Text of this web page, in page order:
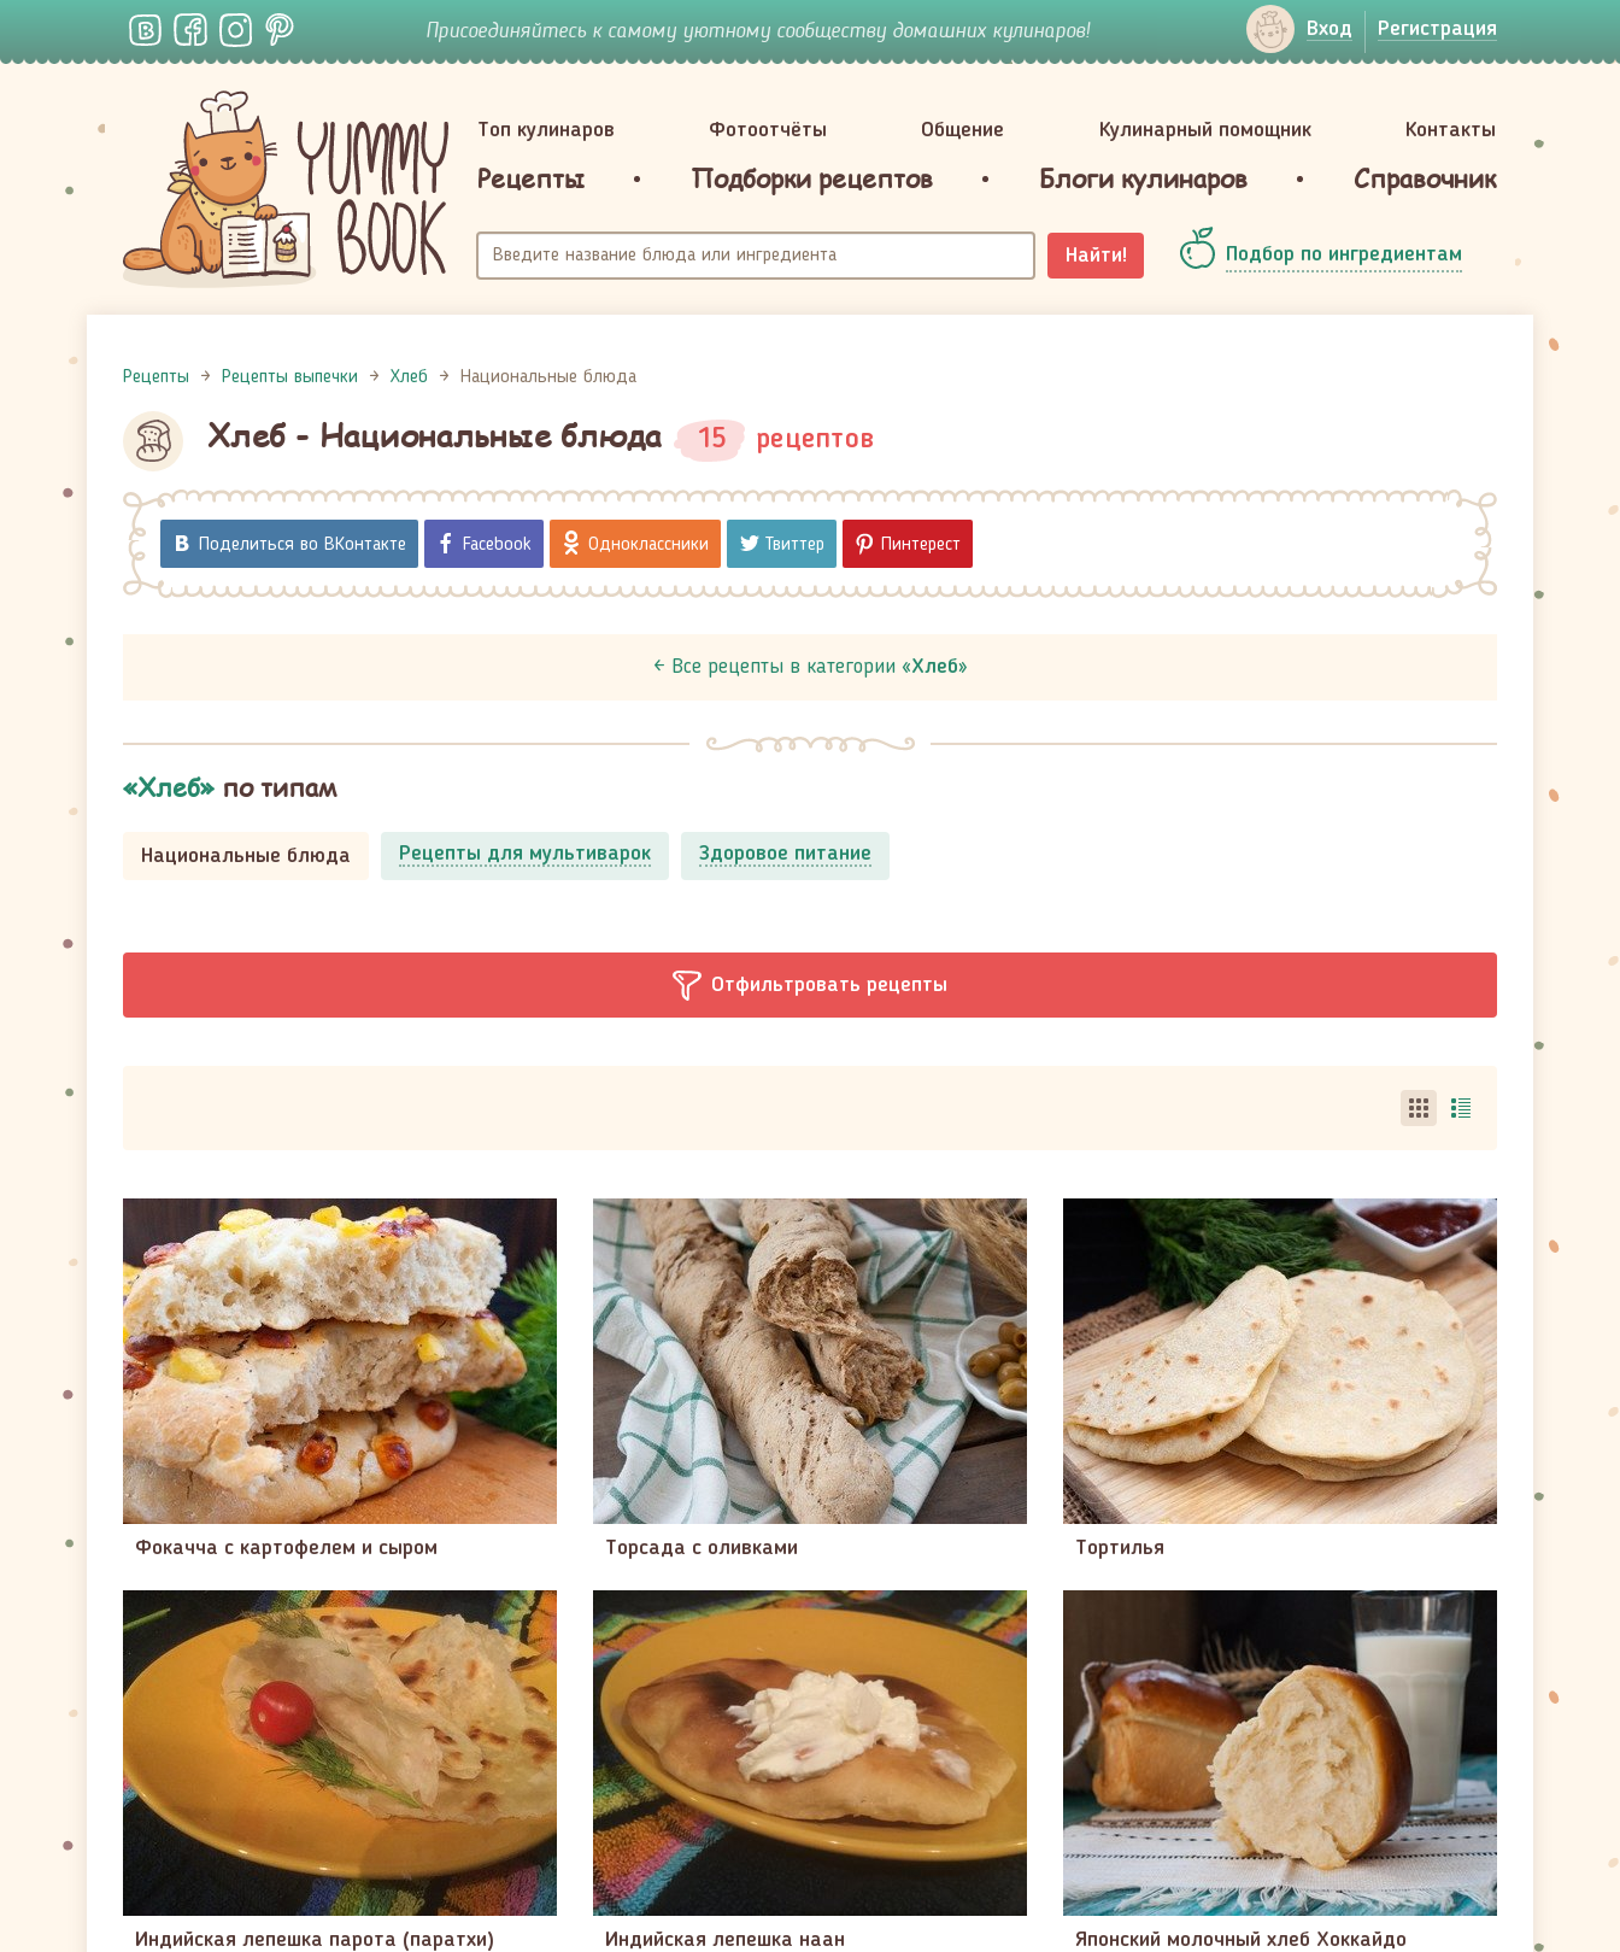
Присоединяйтесь к самому уютному сообществу домашних кулинаров! Вход Регистрация
Топ кулинаров Фотоотчёты Общение Кулинарный помощник Контакты
Рецепты Подборки рецептов Блоги кулинаров Справочник
Найти! Подбор по ингредиентам
Рецепты Рецепты выпечки Хлеб Национальные блюда
Хлеб - Национальные блюда 15 рецептов
Поделиться во ВКонтакте Facebook Одноклассники Твиттер Пинтерест
← Все рецепты в категории «Хлеб»
«Хлеб» по типам
Национальные блюда Рецепты для мультиварок Здоровое питание
Отфильтровать рецепты
Фокачча с картофелем и сыром Торсада с оливками Тортилья
Индийская лепешка парота (паратхи) Индийская лепешка наан Японский молочный хлеб Хоккайдо